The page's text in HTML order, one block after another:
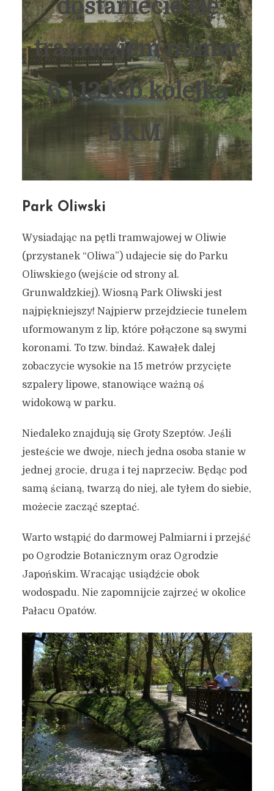
dostaniecie się
tramwajem numer
6 i 12 lub kolejką
SKM.
Park Oliwski
Wysiadając na pętli tramwajowej w Oliwie
(przystanek “Oliwa”) udajecie się do Parku
Oliwskiego (wejście od strony al.
Grunwaldzkiej). Wiosną Park Oliwski jest
najpiękniejszy! Najpierw przejdziecie tunelem
uformowanym z lip, które połączone są swymi
koronami. To tzw. bindaż. Kawałek dalej
zobaczycie wysokie na 15 metrów przycięte
szpalery lipowe, stanowiące ważną oś
widokową w parku.
Niedaleko znajdują się Groty Szeptów. Jeśli
jesteście we dwoje, niech jedna osoba stanie w
jednej grocie, druga i tej naprzeciw. Będąc pod
samą ścianą, twarzą do niej, ale tyłem do siebie,
możecie zacząć szeptać.
Warto wstąpić do darmowej Palmiarni i przejść
po Ogrodzie Botanicznym oraz Ogrodzie
Japońskim. Wracając usiądźcie obok
wodospadu. Nie zapomnijcie zajrzeć w okolice
Pałacu Opatów.